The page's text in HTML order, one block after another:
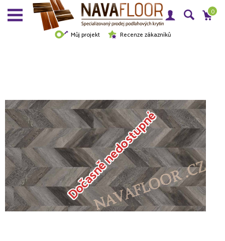
Můj projekt Recenze zákazníků
0
Dočasně nedostupné